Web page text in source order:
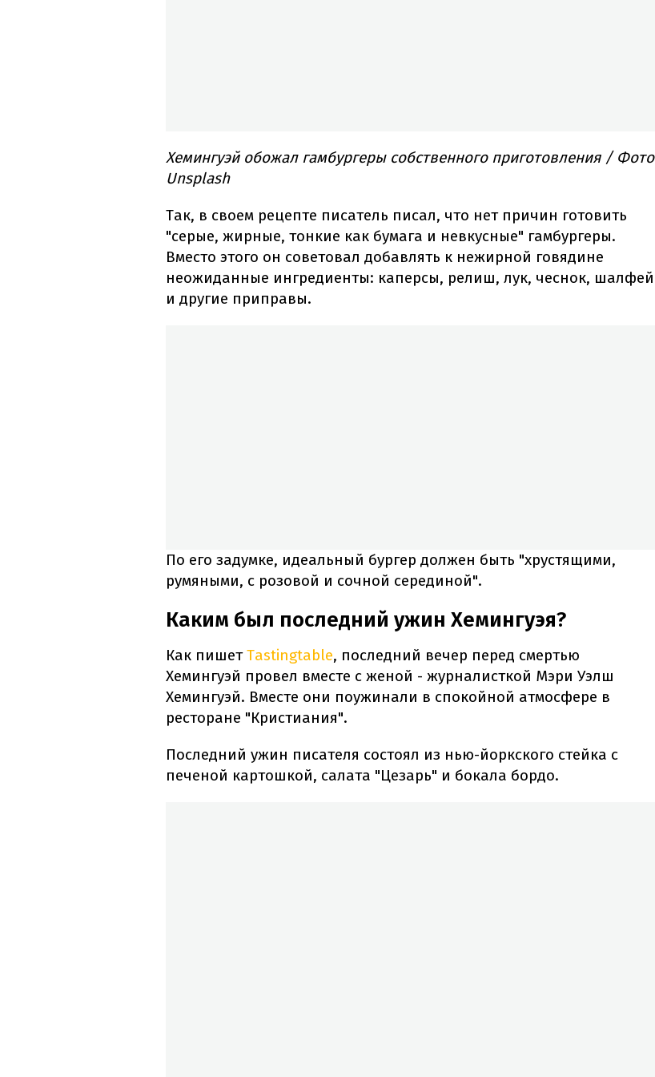
Хемингуэй обожал гамбургеры собственного приготовления / Фото
Unsplash
Так, в своем рецепте писатель писал, что нет причин готовить
"серые, жирные, тонкие как бумага и невкусные" гамбургеры.
Вместо этого он советовал добавлять к нежирной говядине
неожиданные ингредиенты: каперсы, релиш, лук, чеснок, шалфей
и другие приправы.
По его задумке, идеальный бургер должен быть "хрустящими,
румяными, с розовой и сочной серединой".
Каким был последний ужин Хемингуэя?
Как пишетTastingtable, последний вечер перед смертью
Хемингуэй провел вместе с женой - журналисткой Мэри Уэлш
Хемингуэй. Вместе они поужинали в спокойной атмосфере в
ресторане "Кристиания".
Последний ужин писателя состоял из нью-йоркского стейка с
печеной картошкой, салата "Цезарь" и бокала бордо.